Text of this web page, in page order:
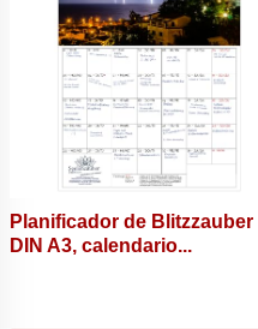
Planificador de Blitzzauber
DIN A3, calendario...